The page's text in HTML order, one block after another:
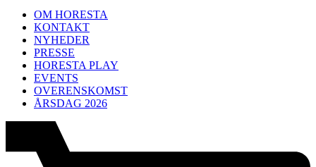
OM HORESTA
KONTAKT
NYHEDER
PRESSE
HORESTA PLAY
EVENTS
OVERENSKOMST
ÅRSDAG 2026